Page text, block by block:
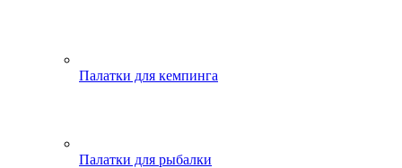
Палатки для кемпинга
Палатки для рыбалки